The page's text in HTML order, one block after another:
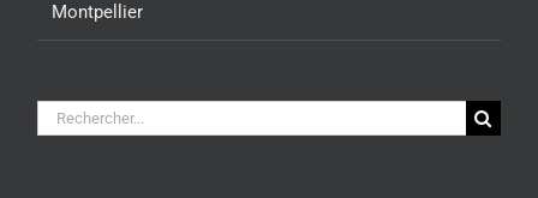
Montpellier
Rechercher: